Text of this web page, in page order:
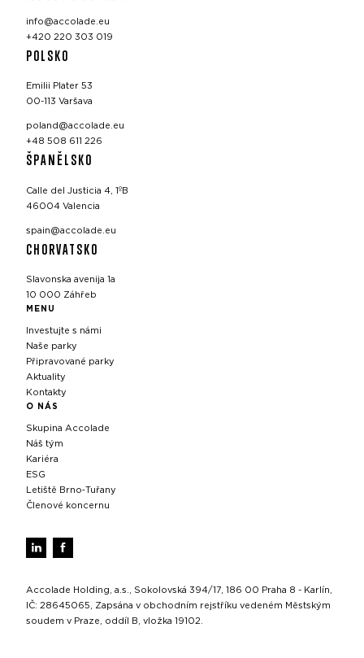
info@accolade.eu
+420 220 303 019
POLSKO
Emilii Plater 53
00-113 Varšava
poland@accolade.eu
+48 508 611 226
ŠPANĚLSKO
Calle del Justicia 4, 1ºB
46004 Valencia
spain@accolade.eu
CHORVATSKO
Slavonska avenija 1a
10 000 Záhřeb
MENU
Investujte s námi
Naše parky
Připravované parky
Aktuality
Kontakty
O NÁS
Skupina Accolade
Náš tým
Kariéra
ESG
Letiště Brno‑Tuřany
Členové koncernu
Accolade Holding, a.s., Sokolovská 394/17, 186 00 Praha 8 - Karlín,
IČ: 28645065, Zapsána v obchodním rejstříku vedeném Městským
soudem v Praze, oddíl B, vložka 19102.